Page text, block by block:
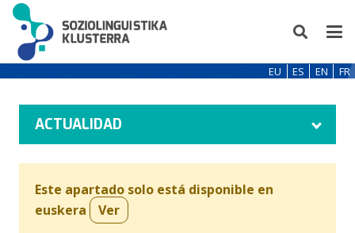
EU ES EN FR
ACTUALIDAD
Este apartado solo está disponible en
euskera
Ver